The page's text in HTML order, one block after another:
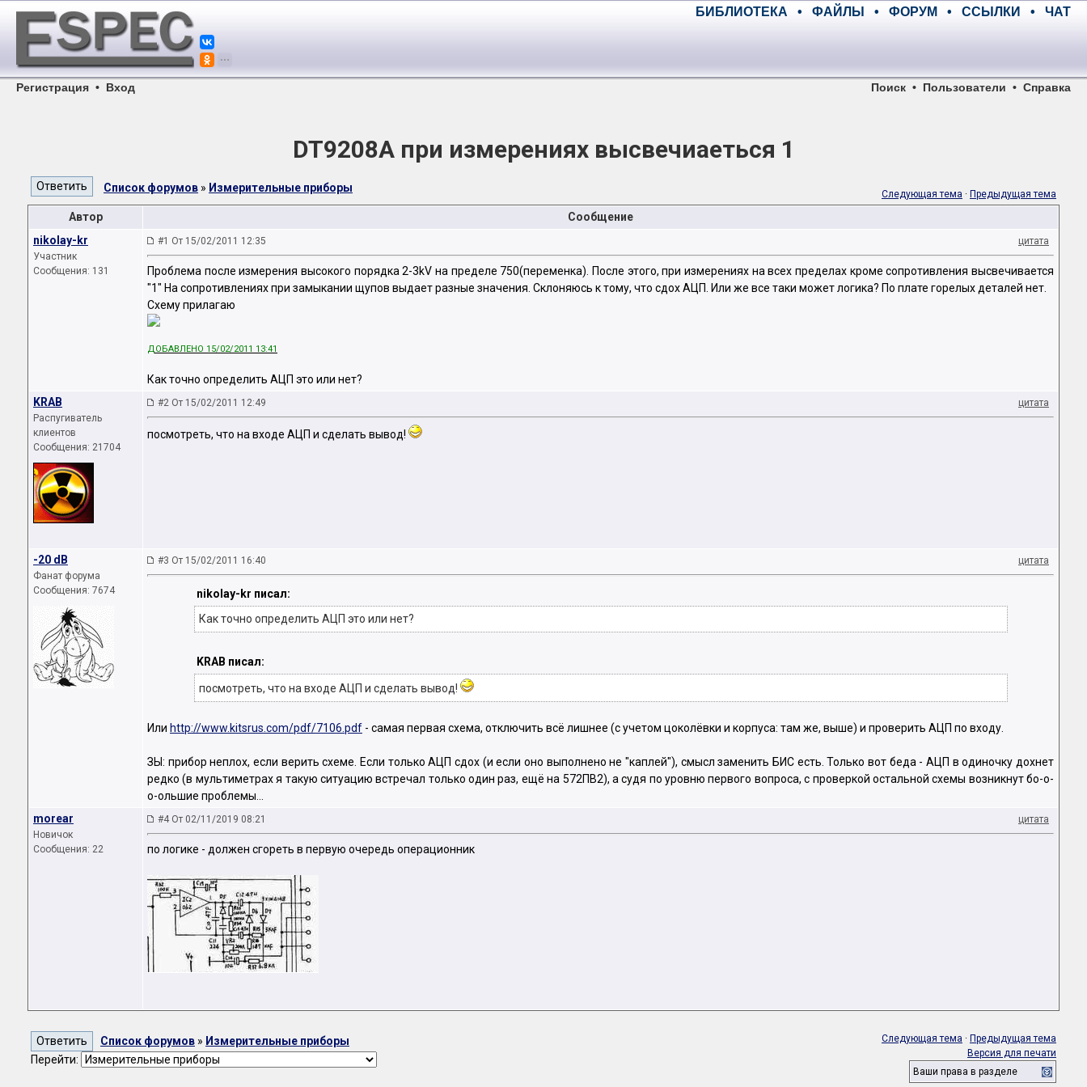
БИБЛИОТЕКА • ФАЙЛЫ • ФОРУМ • ССЫЛКИ • ЧАТ
Регистрация • Вход Поиск • Пользователи • Справка
DT9208A при измерениях высвечиаеться 1
Список форумов » Измерительные приборы Следующая тема · Предыдущая тема
Автор
Сообщение
nikolay-kr
Участник
Сообщения: 131
#1 От 15/02/2011 12:35 цитата
Проблема после измерения высокого порядка 2-3kV на пределе 750(переменка). После этого, при измерениях на всех пределах кроме сопротивления высвечивается
"1" На сопротивлениях при замыкании щупов выдает разные значения. Склоняюсь к тому, что сдох АЦП. Или же все таки может логика? По плате горелых деталей нет.
Схему прилагаю
ДОБАВЛЕНО 15/02/2011 13:41
Как точно определить АЦП это или нет?
KRAB
Распугиватель
клиентов
Сообщения: 21704
#2 От 15/02/2011 12:49 цитата
посмотреть, что на входе АЦП и сделать вывод!
-20 dB
Фанат форума
Сообщения: 7674
#3 От 15/02/2011 16:40 цитата
nikolay-kr писал:
Как точно определить АЦП это или нет?
KRAB писал:
посмотреть, что на входе АЦП и сделать вывод!
Или http://www.kitsrus.com/pdf/7106.pdf - самая первая схема, отключить всё лишнее (с учетом цоколёвки и корпуса: там же, выше) и проверить АЦП по входу.
ЗЫ: прибор неплох, если верить схеме. Если только АЦП сдох (и если оно выполнено не "каплей"), смысл заменить БИС есть. Только вот беда - АЦП в одиночку дохнет
редко (в мультиметрах я такую ситуацию встречал только один раз, ещё на 572ПВ2), а судя по уровню первого вопроса, с проверкой остальной схемы возникнут бо-о-
о-ольшие проблемы...
morear
Новичок
Сообщения: 22
#4 От 02/11/2019 08:21 цитата
по логике - должен сгореть в первую очередь операционник
Список форумов » Измерительные приборы
Перейти:
Следующая тема · Предыдущая тема
Версия для печати
Ваши права в разделе